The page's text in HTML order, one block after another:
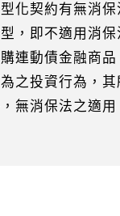
化契約有無消
，即不適用消
連動債金融商
之投資行為，
無消保法之適